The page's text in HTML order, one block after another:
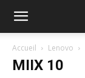
Accueil Lenovo
MIIX 10